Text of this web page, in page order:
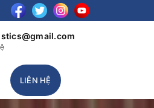
LIÊN HỆ